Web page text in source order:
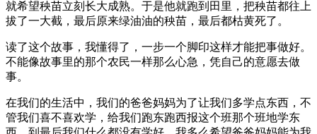
就希望秧苗立刻长大成熟。于是他就跑到田里，把秧苗都往上
拔了一大截，最后原来绿油油的秧苗，最后都枯黄死了。
读了这个故事，我懂得了，一步一个脚印这样才能把事做好。
不能像故事里的那个农民一样那么心急，凭自己的意愿去做
事。
在我们的生活中，我们的爸爸妈妈为了让我们多学点东西，不
管我们喜不喜欢学，给我们跑东跑西报这个班那个班地学东